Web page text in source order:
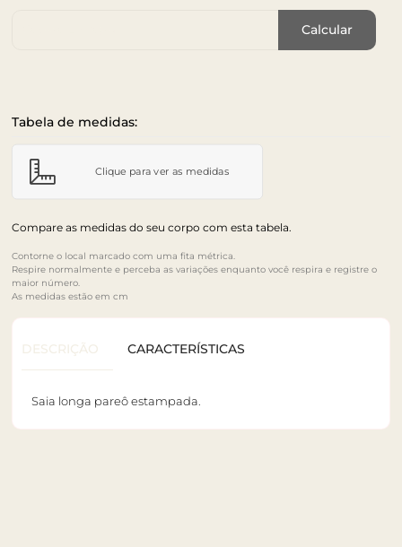
Calcular
Tabela de medidas:
Clique para ver as medidas
Compare as medidas do seu corpo com esta tabela.
Contorne o local marcado com uma fita métrica.
Respire normalmente e perceba as variações enquanto você respira e registre o
maior número.
As medidas estão em cm
DESCRIÇÃO CARACTERÍSTICAS
Saia longa pareô estampada.